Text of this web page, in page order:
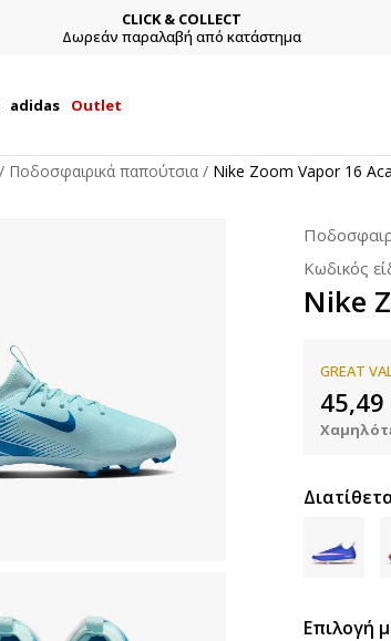
CLICK & COLLECT
Δωρεάν παραλαβή από κατάστημα
adidas Outlet
Ποδοσφαιρικά παπούτσια Nike Zoom Vapor 16
Κωδικός
Nike
GREAT
45,49
Επιλογή